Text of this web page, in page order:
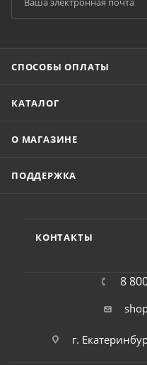
СПОСОБЫ ОПЛАТЫ
КАТАЛОГ
О МАГАЗИНЕ
ПОДДЕРЖКА
КОНТАКТЫ
8
г.